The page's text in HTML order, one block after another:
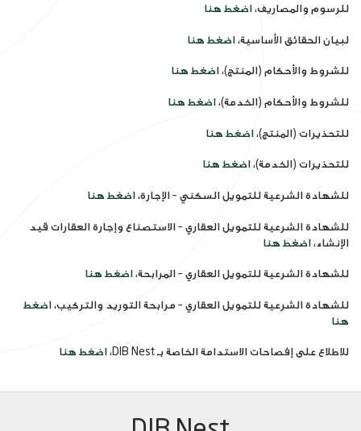
للرسوم والمصاريف، اضغط هنا
لبيان الحقائق الأساسية، اضغط هنا
للشروط والأحكام (المنتج)، اضغط هنا
للشروط والأحكام (الخدمة)، اضغط هنا
للتحذيرات (المنتج)، اضغط هنا
للتحذيرات (الخدمة)، اضغط هنا
للشهادة الشرعية للتمويل السكني – الإجارة، اضغط هنا
للشهادة الشرعية للتمويل العقاري – الاستصناع وإجارة العقارات قيد
الإنشاء، اضغط هنا
للشهادة الشرعية للتمويل العقاري – المرابحة، اضغط هنا
للشهادة الشرعية للتمويل العقاري – مرابحة التوريد والتركيب، اضغط
هنا
للاطلاع على إفصاحات الاستدامة الخاصة بـ DIB Nest، اضغط هنا